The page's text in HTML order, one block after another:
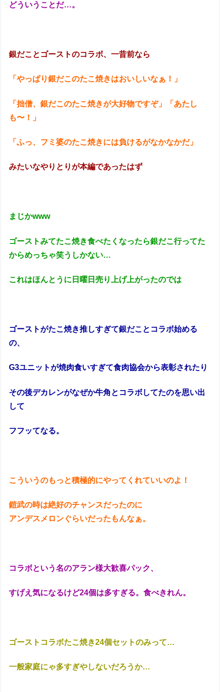
どういうことだ…。
銀だことゴーストのコラボ、一昔前なら
「やっぱり銀だこのたこ焼きはおいしいなぁ！」
「拙僧、銀だこのたこ焼きが大好物ですぞ」「あたし
も〜！」
「ふっ、フミ婆のたこ焼きには負けるがなかなかだ」
みたいなやりとりが本編であったはず
まじかwww
ゴーストみてたこ焼き食べたくなったら銀だこ行ってた
からめっちゃ笑うしかない…
これはほんとうに日曜日売り上げ上がったのでは
ゴーストがたこ焼き推しすぎて銀だことコラボ始める
の、
G3ユニットが焼肉食いすぎて食肉協会から表彰されたり
その後デカレンがなぜか牛角とコラボしてたのを思い出
して
フフッてなる。
こういうのもっと積極的にやってくれていいのよ！
鎧武の時は絶好のチャンスだったのに
アンデスメロンぐらいだったもんなぁ。
コラボという名のアラン様大歓喜パック、
すげえ気になるけど24個は多すぎる。食べきれん。
ゴーストコラボたこ焼き24個セットのみって…
一般家庭にゃ多すぎやしないだろうか…